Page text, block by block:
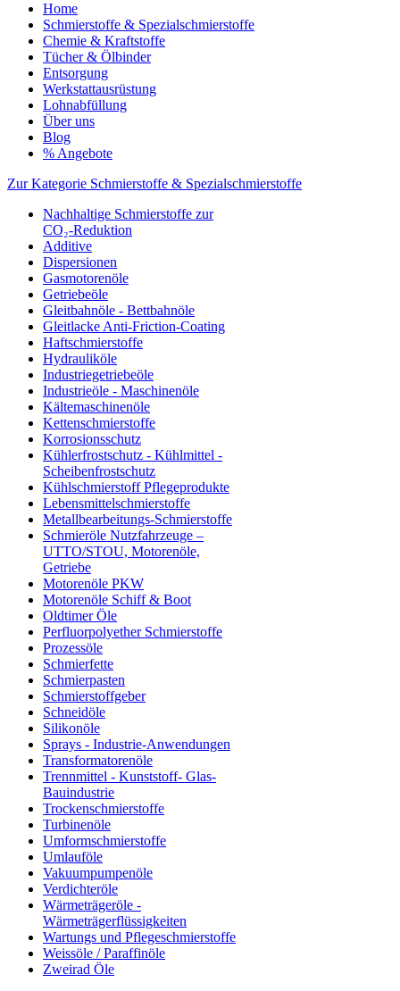
Home
Schmierstoffe & Spezialschmierstoffe
Chemie & Kraftstoffe
Tücher & Ölbinder
Entsorgung
Werkstattausrüstung
Lohnabfüllung
Über uns
Blog
% Angebote
Zur Kategorie Schmierstoffe & Spezialschmierstoffe
Nachhaltige Schmierstoffe zur
CO₂-Reduktion
Additive
Dispersionen
Gasmotorenöle
Getriebeöle
Gleitbahnöle - Bettbahnöle
Gleitlacke Anti-Friction-Coating
Haftschmierstoffe
Hydrauliköle
Industriegetriebeöle
Industrieöle - Maschinenöle
Kältemaschinenöle
Kettenschmierstoffe
Korrosionsschutz
Kühlerfrostschutz - Kühlmittel -
Scheibenfrostschutz
Kühlschmierstoff Pflegeprodukte
Lebensmittelschmierstoffe
Metallbearbeitungs-Schmierstoffe
Schmieröle Nutzfahrzeuge –
UTTO/STOU, Motorenöle,
Getriebe
Motorenöle PKW
Motorenöle Schiff & Boot
Oldtimer Öle
Perfluorpolyether Schmierstoffe
Prozessöle
Schmierfette
Schmierpasten
Schmierstoffgeber
Schneidöle
Silikonöle
Sprays - Industrie-Anwendungen
Transformatorenöle
Trennmittel - Kunststoff- Glas-
Bauindustrie
Trockenschmierstoffe
Turbinenöle
Umformschmierstoffe
Umlauföle
Vakuumpumpenöle
Verdichteröle
Wärmeträgeröle -
Wärmeträgerflüssigkeiten
Wartungs und Pflegeschmierstoffe
Weissöle / Paraffinöle
Zweirad Öle